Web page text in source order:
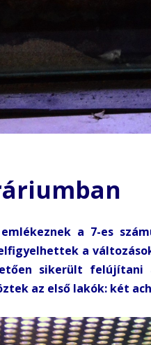
a 7-es
a
sikerült
az első lakók: két